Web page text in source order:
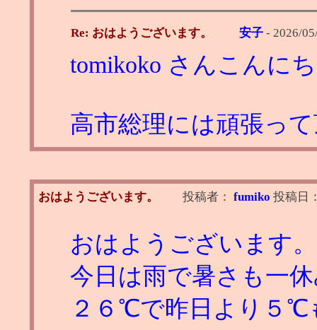
Re: おはようございます。 安子 - 2026/
tomikoko さんこんに
高市総理には頑張っ
おはようございます。 投稿者： fumiko 投稿日
おはようございます。
今日は雨で暑さも一
２６℃で昨日より５℃